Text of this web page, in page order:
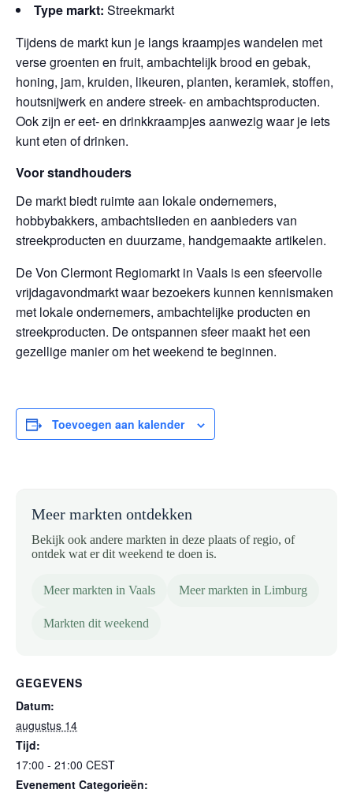
Type markt: Streekmarkt
Tijdens de markt kun je langs kraampjes wandelen met
verse groenten en fruit, ambachtelijk brood en gebak,
honing, jam, kruiden, likeuren, planten, keramiek, stoffen,
houtsnijwerk en andere streek- en ambachtsproducten.
Ook zijn er eet- en drinkkraampjes aanwezig waar je iets
kunt eten of drinken.
Voor standhouders
De markt biedt ruimte aan lokale ondernemers,
hobbybakkers, ambachtslieden en aanbieders van
streekproducten en duurzame, handgemaakte artikelen.
De Von Clermont Regiomarkt in Vaals is een sfeervolle
vrijdagavondmarkt waar bezoekers kunnen kennismaken
met lokale ondernemers, ambachtelijke producten en
streekproducten. De ontspannen sfeer maakt het een
gezellige manier om het weekend te beginnen.
Toevoegen aan kalender
Meer markten ontdekken
Bekijk ook andere markten in deze plaats of regio, of
ontdek wat er dit weekend te doen is.
Meer markten in Vaals Meer markten in Limburg
Markten dit weekend
GEGEVENS
Datum:
augustus 14
Tijd:
17:00 - 21:00 CEST
Evenement Categorieën: